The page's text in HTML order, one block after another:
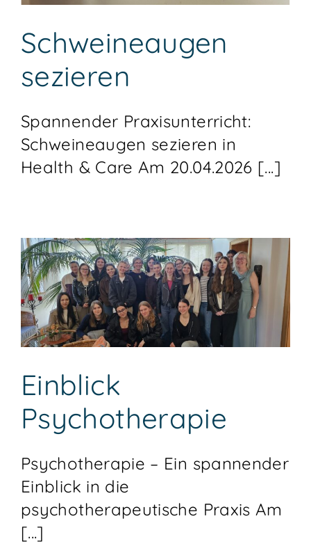
Schweineaugen
sezieren
Spannender Praxisunterricht:
Schweineaugen sezieren in
Health & Care Am 20.04.2026 [...]
Einblick
Psychotherapie
Psychotherapie – Ein spannender
Einblick in die
psychotherapeutische Praxis Am
[...]